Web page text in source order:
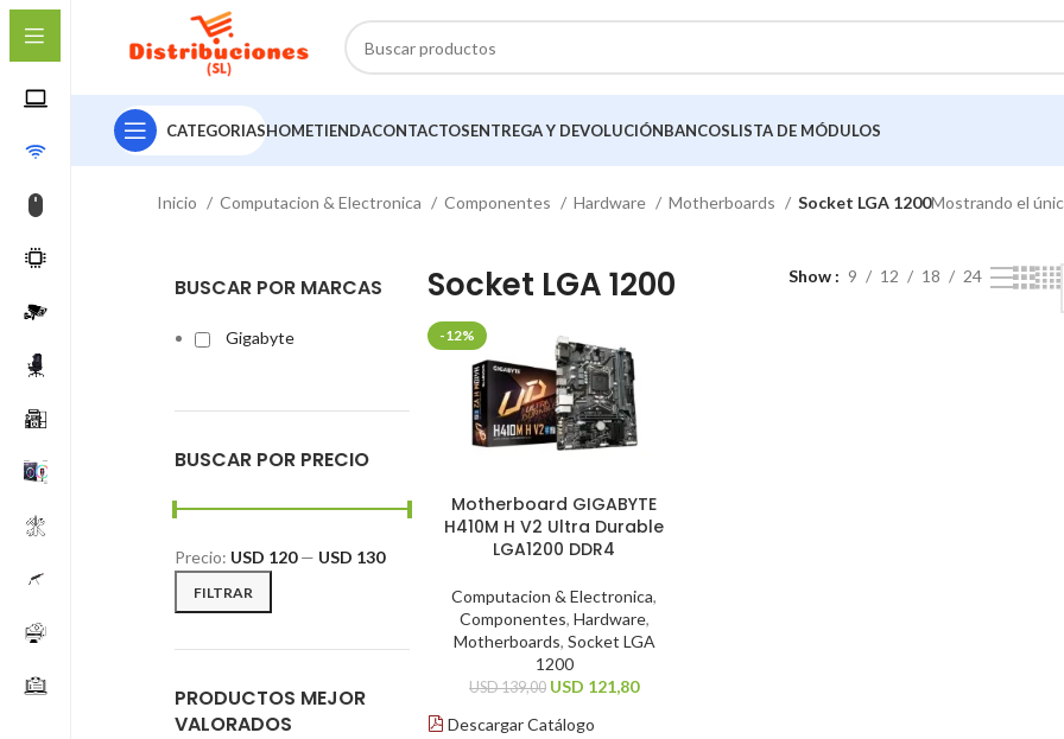
CATEGORIASHOMETIENDACONTACTOSENTREGA Y DEVOLUCIÓNBANCOSLISTA DE MÓDULOS
Inicio Computacion & Electronica Componentes Hardware Motherboards Socket LGA 1200Mostrando el
BUSCAR POR MARCAS
Gigabyte
BUSCAR POR PRECIO
FILTRAR
Precio: USD 120— USD 130
PRODUCTOS MEJOR
VALORADOS
Socket LGA 1200 Show 9 12 18 24
-12%
Motherboard GIGABYTE
H410M H V2 Ultra Durable
LGA1200 DDR4
Computacion & Electronica,
Componentes, Hardware,
Motherboards, Socket LGA
1200
USD139,00 USD 121,80
Descargar Catálogo